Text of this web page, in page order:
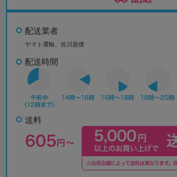
配送業者
ヤマト運輸、佐川急便
配送時間
送料